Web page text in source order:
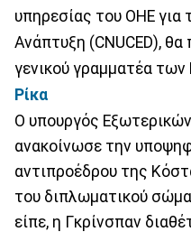
υπηρεσίας του ΟΗΕ για
Ανάπτυξη (CNUCED), θα
γενικού γραμματέα
Ρίκα
Ο υπουργός
ανακοίνωσε την
αντιπροέδρου της
του διπλωματικού
είπε, η Γκρίνσπαν